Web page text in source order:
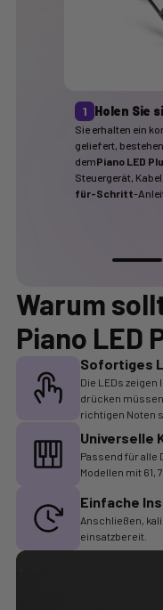
1 Holen Sie
Sie erhalten ein
geliefert,
demPiano LED
Steuergerät,
für-Schritt-
Warum
Piano LED
Sofortiges
Die LEDs zeigen
drücken
richtigen Noten
Universelle
Passend für alle
Modellen mit 61,
Einfache
Anschließen,
einsatzbereit.